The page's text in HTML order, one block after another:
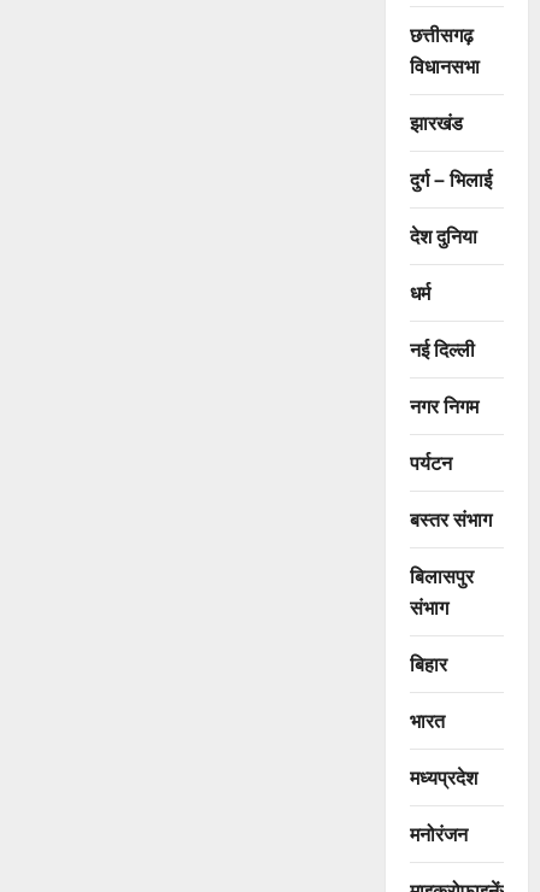
छत्तीसगढ़
विधानसभा
झारखंड
दुर्ग – भिलाई
देश दुनिया
धर्म
नई दिल्ली
नगर निगम
पर्यटन
बस्तर संभाग
बिलासपुर
संभाग
बिहार
भारत
मध्यप्रदेश
मनोरंजन